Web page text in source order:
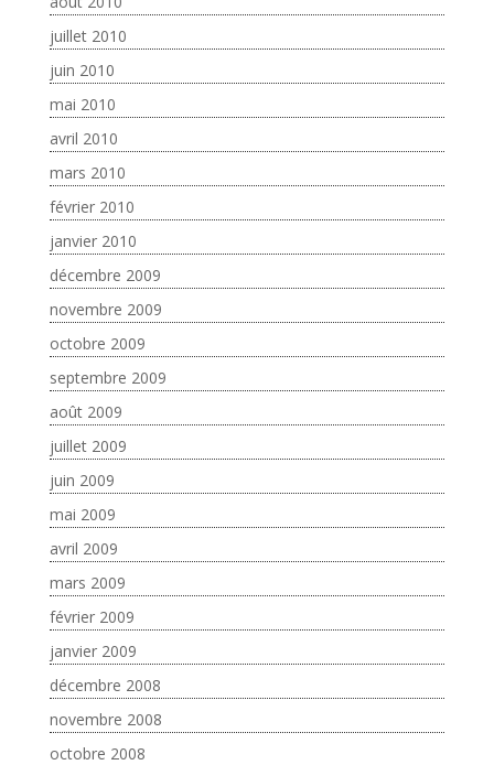
juillet 2010
juin 2010
mai 2010
avril 2010
mars 2010
février 2010
janvier 2010
décembre 2009
novembre 2009
octobre 2009
septembre 2009
août 2009
juillet 2009
juin 2009
mai 2009
avril 2009
mars 2009
février 2009
janvier 2009
décembre 2008
novembre 2008
octobre 2008